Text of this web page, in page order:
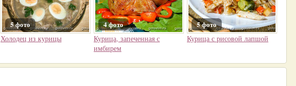
5 фото
Холодец из курицы
4 фото
Курица, запеченная с
имбирем
5 фото
Курица с рисовой лапшой